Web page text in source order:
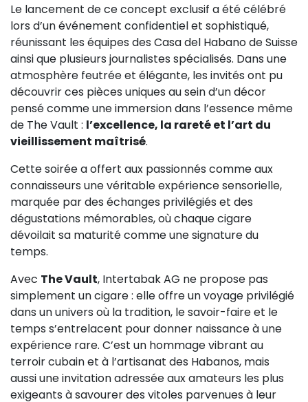
Le lancement de ce concept exclusif a été célébré
lors d’un événement confidentiel et sophistiqué,
réunissant les équipes des Casa del Habano de Suisse
ainsi que plusieurs journalistes spécialisés. Dans une
atmosphère feutrée et élégante, les invités ont pu
découvrir ces pièces uniques au sein d’un décor
pensé comme une immersion dans l’essence même
de The Vault : l’excellence, la rareté et l’art du
vieillissement maîtrisé.
Cette soirée a offert aux passionnés comme aux
connaisseurs une véritable expérience sensorielle,
marquée par des échanges privilégiés et des
dégustations mémorables, où chaque cigare
dévoilait sa maturité comme une signature du
temps.
Avec The Vault, Intertabak AG ne propose pas
simplement un cigare : elle offre un voyage privilégié
dans un univers où la tradition, le savoir-faire et le
temps s’entrelacent pour donner naissance à une
expérience rare. C’est un hommage vibrant au
terroir cubain et à l’artisanat des Habanos, mais
aussi une invitation adressée aux amateurs les plus
exigeants à savourer des vitoles parvenues à leur